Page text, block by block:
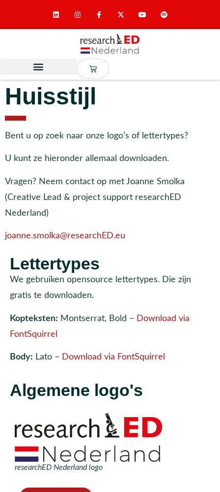
Huisstijl
Bent u op zoek naar onze logo’s of lettertypes?
U kunt ze hieronder allemaal downloaden.
Vragen? Neem contact op met Joanne Smolka
(Creative Lead & project support researchED
Nederland)
joanne.smolka@researchED.eu
Lettertypes
We gebruiken opensource lettertypes. Die zijn
gratis te downloaden.
Kopteksten: Montserrat, Bold – Download via
FontSquirrel
Body: Lato – Download via FontSquirrel
Algemene logo's
researchED Nederland logo